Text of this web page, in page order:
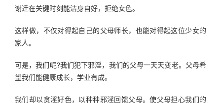
谢迁在关键时刻能洁身自好，拒绝女色。
这样做，不仅对得起自己的父母师长，也能对得起这位少女的
家人。
可是，我们呢?我们犯下邪淫，我们的父母一天天变老。父母希
望我们能健康成长，学业有成。
我们却以贪淫好色，以种种邪淫回馈父母。使父母担心我们的